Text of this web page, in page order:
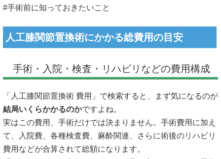
#手術前に知っておきたいこと
人工膝関節置換術にかかる総費用の目安
手術・入院・検査・リハビリなどの費用構成
「人工膝関節置換術 費用」で検索すると、まず気になるのが
結局いくらかかるのかですよね。
実はこの費用、手術だけでは決まりません。手術費用に加え
て、入院費、各種検査費、麻酔関連、さらに術後のリハビリ
費用などが合算されて総額になります。